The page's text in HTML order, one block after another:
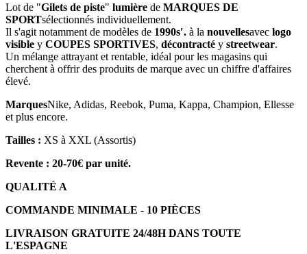
Lot de "Gilets de piste" lumière de MARQUES DE
SPORTsélectionnés individuellement.
Il s'agit notamment de modèles de 1990s′. à la nouvellesavec logo
visible y COUPES SPORTIVES, décontracté y streetwear.
Un mélange attrayant et rentable, idéal pour les magasins qui
cherchent à offrir des produits de marque avec un chiffre d'affaires
élevé.
MarquesNike, Adidas, Reebok, Puma, Kappa, Champion, Ellesse
et plus encore.
Tailles : XS à XXL (Assortis)
Revente : 20-70€ par unité.
QUALITÉ A
COMMANDE MINIMALE - 10 PIÈCES
LIVRAISON GRATUITE 24/48H DANS TOUTE
L'ESPAGNE